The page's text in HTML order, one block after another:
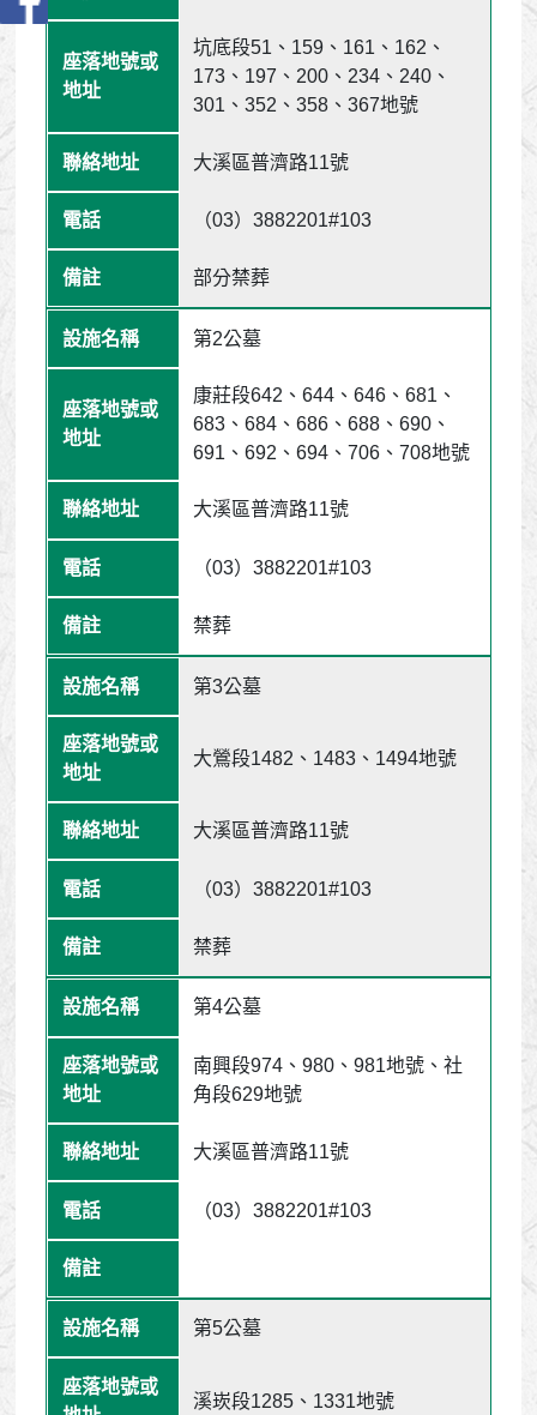
坑底段51、159、161、162、
173、197、200、234、240、
301、352、358、367地號
大溪區普濟路11號
（03）3882201#103
部分禁葬
第2公墓
康莊段642、644、646、681、
683、684、686、688、690、
691、692、694、706、708地號
大溪區普濟路11號
（03）3882201#103
禁葬
第3公墓
大鶯段1482、1483、1494地號
大溪區普濟路11號
（03）3882201#103
禁葬
第4公墓
南興段974、980、981地號、社
角段629地號
大溪區普濟路11號
（03）3882201#103
第5公墓
溪崁段1285、1331地號